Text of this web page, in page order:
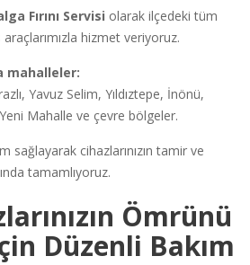
Fırını Servisi olarak ilçedeki tüm
hizmet veriyoruz.
mahalleler:
Yavuz Selim, Yıldıztepe, İnönü,
Mahalle ve çevre bölgeler.
sağlayarak cihazlarınızın tamir ve
tamamlıyoruz.
Ömrünü
Düzenli Bakım